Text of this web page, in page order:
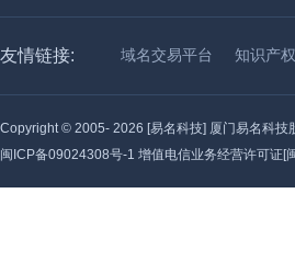
友情链接: 域名交易平台 知识产
Copyright © 2005- 2026 [易名科技] 厦门易名科
闽ICP备09024308号-1 增值电信业务经营许可证